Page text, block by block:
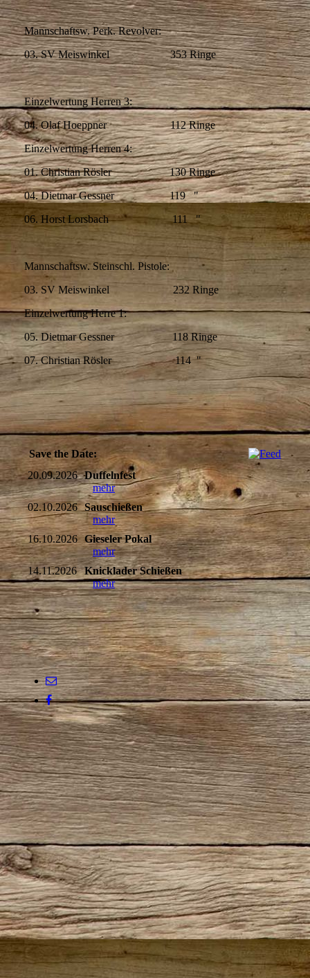
Mannschaftsw. Perk. Revolver:
03. SV Meiswinkel 353 Ringe
Einzelwertung Herren 3:
04. Olaf Hoeppner 112 Ringe
Einzelwertung Herren 4:
01. Christian Rösler 130 Ringe
04. Dietmar Gessner 119 "
06. Horst Lorsbach 111 "
Mannschaftsw. Steinschl. Pistole:
03. SV Meiswinkel 232 Ringe
Einzelwertung Herre 1:
05. Dietmar Gessner 118 Ringe
07. Christian Rösler 114 "
Save the Date:
20.09.2026 Duffelnfest
mehr
02.10.2026 Sauschießen
mehr
16.10.2026 Gieseler Pokal
mehr
14.11.2026
Knicklader Schießen
mehr